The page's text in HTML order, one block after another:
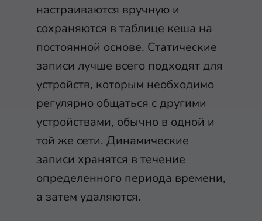
настраиваются вручную и
сохраняются в таблице кеша на
постоянной основе. Статические
записи лучше всего подходят для
устройств, которым необходимо
регулярно общаться с другими
устройствами, обычно в одной и
той же сети. Динамические
записи хранятся в течение
определенного периода времени,
а затем удаляются.